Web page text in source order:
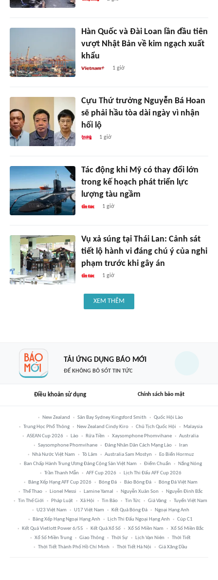
Hàn Quốc và Đài Loan lần đầu tiên
vượt Nhật Bản về kim ngạch xuất
khẩu
1 giờ
Cựu Thứ trưởng Nguyễn Bá Hoan
sẽ phải hầu tòa dài ngày vì nhận
hối lộ
1 giờ
Tác động khi Mỹ có thay đổi lớn
trong kế hoạch phát triển lực
lượng tàu ngầm
1 giờ
Vụ xả súng tại Thái Lan: Cảnh sát
tiết lộ hành vi đáng chú ý của nghi
phạm trước khi gây án
1 giờ
XEM THÊM
TẢI ỨNG DỤNG BÁO MỚI
ĐỂ KHÔNG BỎ SÓT TIN TỨC
Điều khoản sử dụng Chính sách bảo mật
New Zealand Sân Bay Sydney Kingsford Smith
Quốc Hội Lào
Trung Học Phổ Thông
New Zealand Cindy Kiro Chủ Tịch Quốc Hội
Malaysia
ASEAN Cup 2026
Lào Rửa Tiền Xaysomphone Phomvihane
Australia
Saysomphone Phomvihane
Đảng Nhân Dân Cách Mạng Lào
Iran
Nhà Nước Việt Nam
Tô Lâm Australia Sam Mostyn
Eo Biển Hormuz
Ban Chấp Hành Trung Ương Đảng Cộng Sản Việt Nam
Điểm Chuẩn
Nắng Nóng
Trần Thanh Mẫn
AFF Cup 2026
Lịch Thi Đấu AFF Cup 2026
Bảng Xếp Hạng AFF Cup 2026
Bóng Đá Báo Bóng Đá
Bóng Đá Việt Nam
Thể Thao
Lionel Messi Lamine Yamal Nguyễn Xuân Son
Nguyễn Đình Bắc
Tin Thế Giới
Pháp Luật Xã Hội Tin Bão Tin Tức Giá Vàng
Tuyển Việt Nam
U23 Việt Nam
U17 Việt Nam Kết Quả Bóng Đá
Ngoại Hạng Anh
Bảng Xếp Hạng Ngoại Hạng Anh
Lịch Thi Đấu Ngoại Hạng Anh
Cúp C1
Kết Quả Vietlott Power 6/55
Kết Quả Xổ Số Xổ Số Miền Nam
Xổ Số Miền Bắc
Xổ Số Miền Trung
Giao Thông Thời Sự Lịch Vạn Niên
Thời Tiết
Thời Tiết Thành Phố Hồ Chí Minh
Thời Tiết Hà Nội Giá Xăng Dầu